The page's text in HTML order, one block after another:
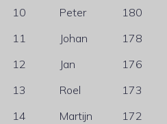
10
Peter 180
11
Johan 178
12
Jan 176
13
Roel 173
14
Martijn 172